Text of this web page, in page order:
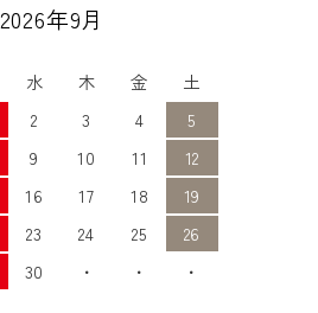
2026年9月
水 木 金
土
2 3 4
5
9 10 11
12
16 17 18
19
23 24 25
26
30 ・ ・ ・